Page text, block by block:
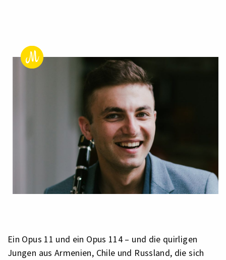
Ein Opus 11 und ein Opus 114 – und die quirligen
Jungen aus Armenien, Chile und Russland, die sich